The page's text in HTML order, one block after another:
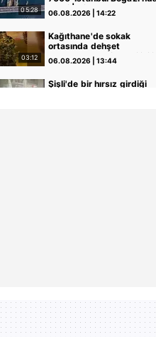
05:28
geçti | Video
06.08.2026 | 14:22
03:12
Kağıthane'de sokak
ortasında dehşet
kamerada: Eski sevgilisi ile
erkek arkadaşını silahla
06.08.2026 | 13:44
Şişli'de bir hırsız girdiği
yağdırdığı anlar kamerada
| Video
Çevreyi kontrol edip
sandalyeye oturdu, park